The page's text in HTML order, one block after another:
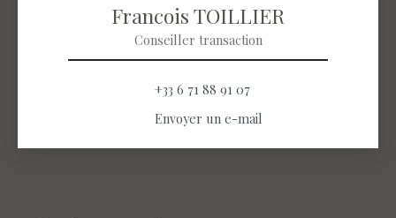
Francois TOILLIER
Conseiller transaction
+33 6 71 88 91 07
Envoyer un e-mail